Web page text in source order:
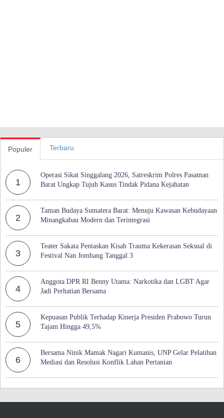
Populer Terbaru
1
Operasi Sikat Singgalang 2026, Satreskrim Polres Pasaman
Barat Ungkap Tujuh Kasus Tindak Pidana Kejahatan
2
Taman Budaya Sumatera Barat: Menuju Kawasan Kebudayaan
Minangkabau Modern dan Terintegrasi
3
Teater Sakata Pentaskan Kisah Trauma Kekerasan Seksual di
Festival Nan Jombang Tanggal 3
4
Anggota DPR RI Benny Utama: Narkotika dan LGBT Agar
Jadi Perhatian Bersama
5
Kepuasan Publik Terhadap Kinerja Presiden Prabowo Turun
Tajam Hingga 49,5%
6
Bersama Ninik Mamak Nagari Kumanis, UNP Gelar Pelatihan
Mediasi dan Resolusi Konflik Lahan Pertanian